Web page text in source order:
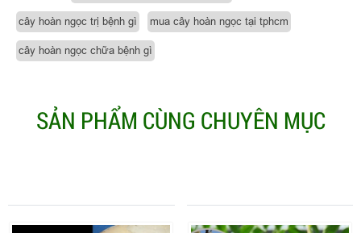
cây hoàn ngọc trị bệnh gì mua cây hoàn ngọc tại tphcm
cây hoàn ngọc chữa bệnh gì
SẢN PHẨM CÙNG CHUYÊN MỤC